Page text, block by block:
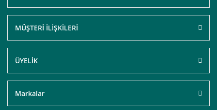
MÜŞTERİ İLİŞKİLERİ
ÜYELİK
Markalar